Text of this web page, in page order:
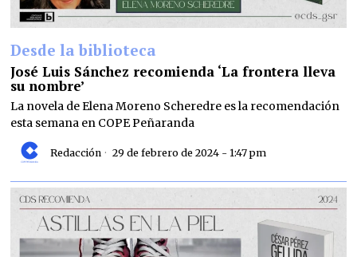
Desde la biblioteca
José Luis Sánchez recomienda ‘La frontera lleva
su nombre’
La novela de Elena Moreno Scheredre es la recomendación
esta semana en COPE Peñaranda
Redacción 29 de febrero de 2024 - 1:47 pm